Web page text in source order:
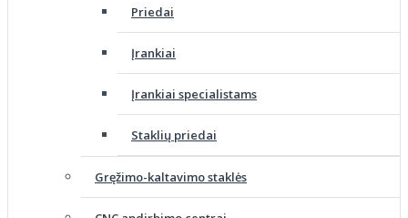
Priedai
Įrankiai
Įrankiai specialistams
Staklių priedai
Gręžimo-kaltavimo staklės